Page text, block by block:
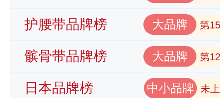
护腰带品牌榜 大品牌 第
髌骨带品牌榜 大品牌 第
日本品牌榜 中小品牌 未